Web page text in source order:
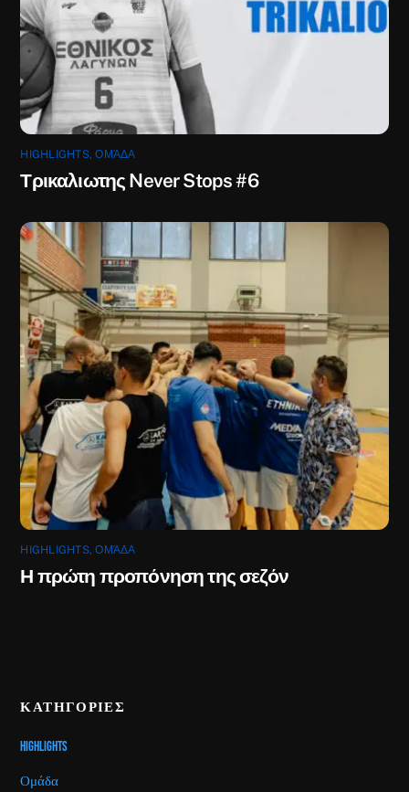
HIGHLIGHTS,ΟΜΆΔΑ
Τρικαλιωτης Never Stops #6
HIGHLIGHTS,ΟΜΆΔΑ
Η πρώτη προπόνηση της σεζόν
ΚΑΤΗΓΟΡΙΕΣ
Highlights
Ομάδα